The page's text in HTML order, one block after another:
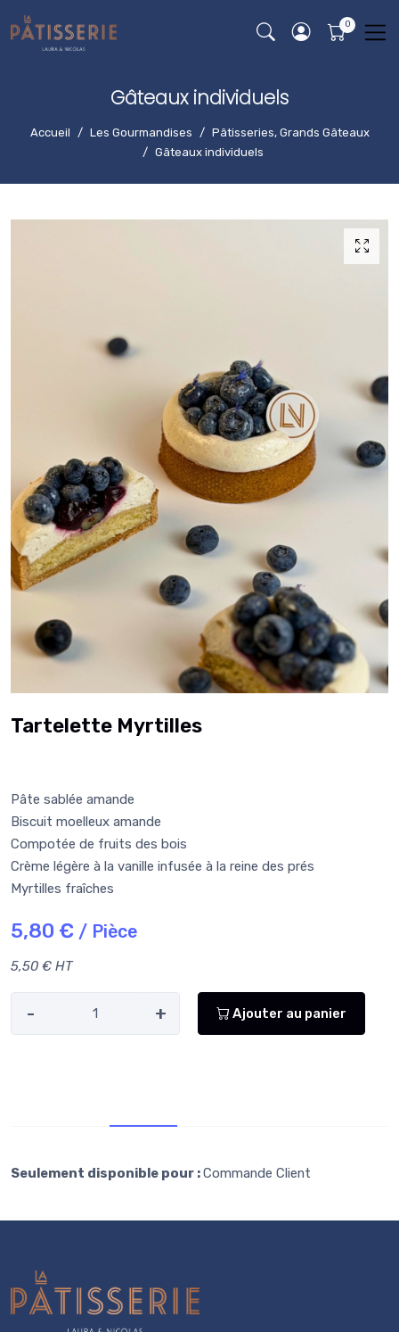
Gâteaux individuels
Accueil Les Gourmandises
Pâtisseries, Grands Gâteaux
Gâteaux individuels
Tartelette Myrtilles
Pâte sablée amande
Biscuit moelleux amande
Compotée de fruits des bois
Crème légère à la vanille infusée à la reine des prés
Myrtilles fraîches
5,80 € / Pièce
5,50 € HT
- + Ajouter au panier
Seulement disponible pour :Commande Client